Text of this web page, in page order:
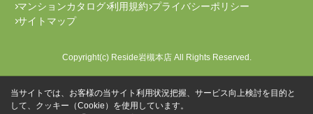
マンションカタログ 利用規約 プライバシーポリシー
サイトマップ
Copyright(c) Reside岩槻本店 All Rights Reserved.
当サイトでは、お客様の当サイト利用状況把握、サービス向上検討を目的と
して、クッキー（Cookie）を使用しています。